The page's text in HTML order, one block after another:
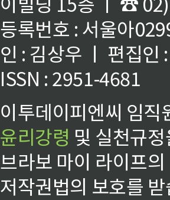
등록번호 : 서울아
인 : 김상우 ㅣ 편집인
ISSN : 2951-4681
이투데이피엔씨 임
윤리강령 및 실천규
브라보 마이 라이프
저작권법의 보호를